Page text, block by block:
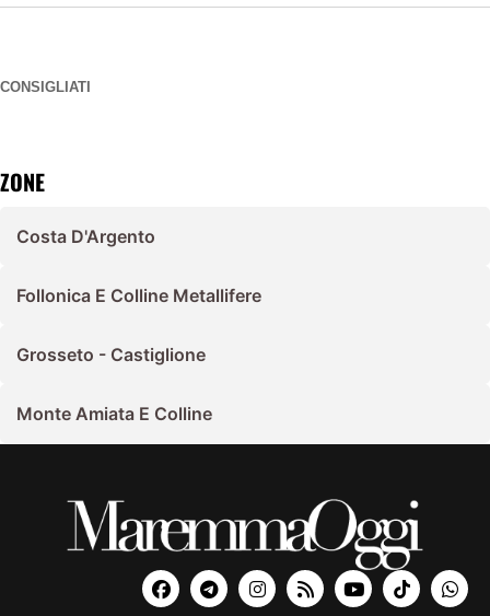
CONSIGLIATI
ZONE
Costa D'Argento
Follonica E Colline Metallifere
Grosseto - Castiglione
Monte Amiata E Colline